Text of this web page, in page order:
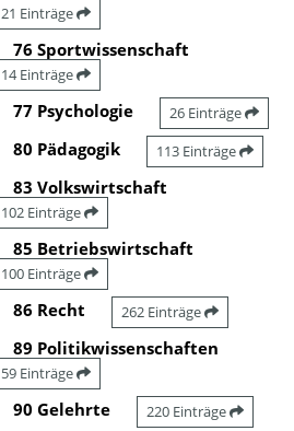
21 Einträge
76 Sportwissenschaft
14 Einträge
77 Psychologie 26 Einträge
80 Pädagogik 113 Einträge
83 Volkswirtschaft
102 Einträge
85 Betriebswirtschaft
100 Einträge
86 Recht 262 Einträge
89 Politikwissenschaften
59 Einträge
90 Gelehrte 220 Einträge